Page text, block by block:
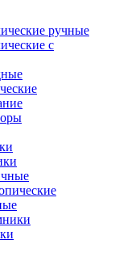
ручные
с